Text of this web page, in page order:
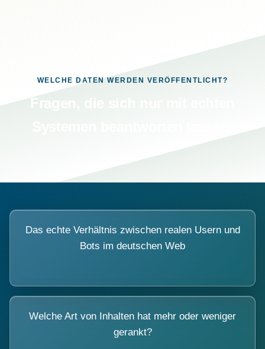
WELCHE DATEN WERDEN VERÖFFENTLICHT?
Das echte Verhältnis zwischen realen Usern und
Bots im deutschen Web
Welche Art von Inhalten hat mehr oder weniger
gerankt?